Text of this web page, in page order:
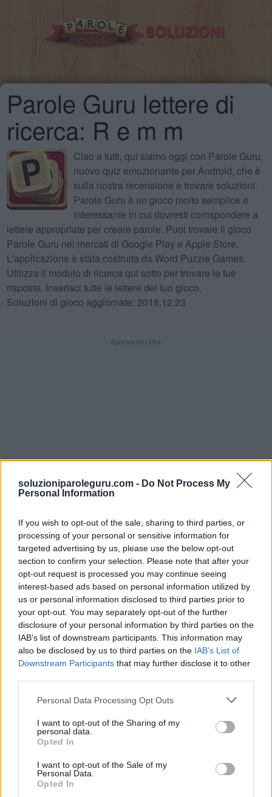
soluzioniparoleguru.com - Do Not Process My
Personal Information
If you wish to opt-out of the sale, sharing to third parties, or
processing of your personal or sensitive information for
targeted advertising by us, please use the below opt-out
section to confirm your selection. Please note that after your
opt-out request is processed you may continue seeing
interest-based ads based on personal information utilized by
us or personal information disclosed to third parties prior to
your opt-out. You may separately opt-out of the further
disclosure of your personal information by third parties on the
IAB’s list of downstream participants. This information may
also be disclosed by us to third parties on the IAB’s List of
Downstream Participants that may further disclose it to other
Personal Data Processing Opt Outs
I want to opt-out of the Sharing of my
personal data.
Opted In
I want to opt-out of the Sale of my
Personal Data.
Opted In
Parole Guru lettere di
ricerca: R e m m
Ciao a tutti, qui siamo oggi con Parole Guru,
nuovo quiz emozionante per Android, che è
sulla nostra recensione e trovare soluzioni.
Parole Guru è un gioco molto semplice e
interessante in cui dovresti corrispondere a
lettere appropriate per creare parole. Puoi trovare il gioco
Parole Guru nei mercati di Google Play e Apple Store.
L'applicazione è stata costruita da Word Puzzle Games.
Utilizza il modulo di ricerca qui sotto per trovare le tue
risposte. Inserisci tutte le lettere del tuo gioco.
Soluzioni di gioco aggiornate: 2018.12.23
Sponsored Links
SFIDA QUOTIDIANA
Ricerca per lettere. Inserisci tutte le
lettere del puzzle:
Ricerca
per
lettere.
Inserisci
tutte
lettere
Ricerca
Spiacenti, non abbiamo trovato il tuo puzzle, quindi ho
generato un elenco di parole che potrebbero esserti
utili.
CERCA ALTRE RISPOSTE
(2465voti, media: 3,80
Scarica Parole Guru